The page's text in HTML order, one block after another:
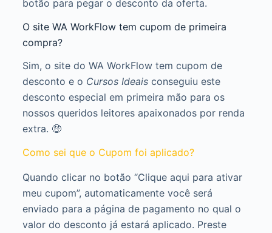
botão para pegar o desconto da oferta.
O site WA WorkFlow tem cupom de primeira
compra?
Sim, o site do WA WorkFlow tem cupom de
desconto e o Cursos Ideaisconseguiu este
desconto especial em primeira mão para os
nossos queridos leitores apaixonados por renda
extra. 🤑
Como sei que o Cupom foi aplicado?
Quando clicar no botão “Clique aqui para ativar
meu cupom”, automaticamente você será
enviado para a página de pagamento no qual o
valor do desconto já estará aplicado. Preste